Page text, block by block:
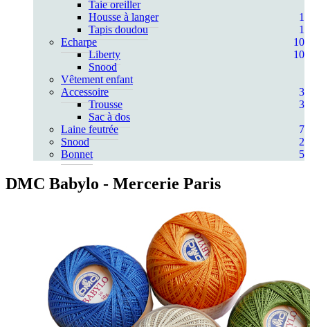
Taie oreiller
Housse à langer
1
Tapis doudou
1
Echarpe
10
Liberty
10
Snood
Vêtement enfant
Accessoire
3
Trousse
3
Sac à dos
Laine feutrée
7
Snood
2
Bonnet
5
DMC Babylo - Mercerie Paris